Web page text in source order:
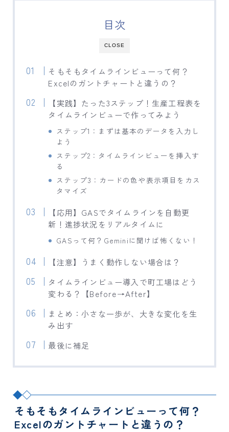
CLOSE
目次
そもそもタイムラインビューって何？
Excelのガントチャートと違うの？
【実践】たった3ステップ！生産工程表を
タイムラインビューで作ってみよう
ステップ1：まずは基本のデータを入力し
よう
ステップ2：タイムラインビューを挿入す
る
ステップ3：カードの色や表示項目をカス
タマイズ
【応用】GASでタイムラインを自動更
新！進捗状況をリアルタイムに
GASって何？Geminiに聞けば怖くない！
【注意】うまく動作しない場合は？
タイムラインビュー導入で町工場はどう
変わる？【Before→After】
まとめ：小さな一歩が、大きな変化を生
み出す
最後に補足
そもそもタイムラインビューって何？
Excelのガントチャートと違うの？